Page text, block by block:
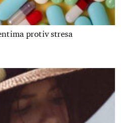
protiv stresa